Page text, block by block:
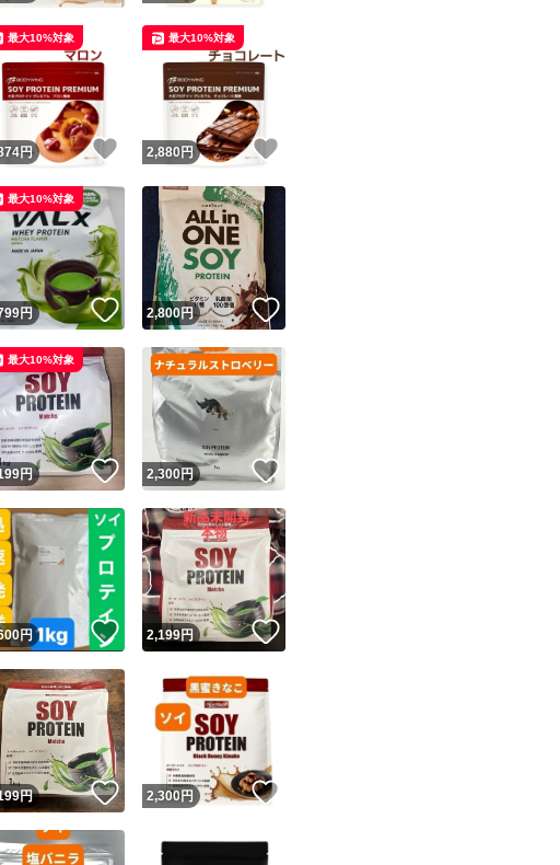
ユーザーの実績について
リマが定めた一定の基準を満たしたユーザーにバッジを付与しています
引出品者
心取引出品者 Yahoo!フリマの基準をクリアした安心・安全なユーザーです
引実績◯+ このユーザーはYahoo!フリマの取引を完了させた実績があります
リマ実績◯+ このユーザーは他フリマサービスでの取引実績があります
&安心発送
ッジは実績に基づく表示であり、発送を保証しているものではありません
ード＆安心発送
このユーザーは高頻度で24時間以内＆設定した発送日数内に発送してい
ます
ード発送
発送 このユーザーは設定した発送日数内に発送しています
この商品の情報をコピーします
商品画像の無断転載は禁止されています
コピーは1商品につき1回です
出品ページへ
キャンセル
！
円 いいね！
最大10%対象
2,880円
最大10%対象
！
円 いいね！
最大10%対象
2,800円
！
円 いいね！
最大10%対象
2,300円
！
円 いいね！
2,199円
！
円 いいね！
2,300円